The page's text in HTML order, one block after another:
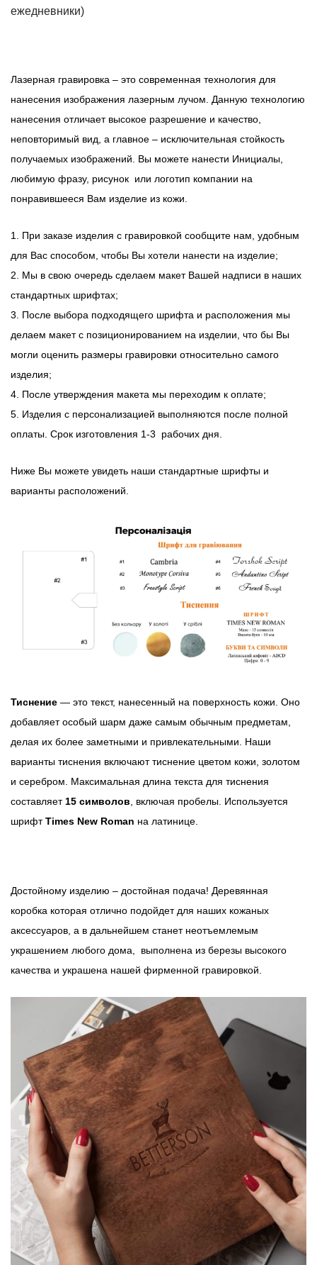
ежедневники)
Лазерная гравировка – это современная технология для
нанесения изображения лазерным лучом. Данную технологию
нанесения отличает высокое разрешение и качество,
неповторимый вид, а главное – исключительная стойкость
получаемых изображений. Вы можете нанести Инициалы,
любимую фразу, рисунок или логотип компании на
понравившееся Вам изделие из кожи.
1. При заказе изделия с гравировкой сообщите нам, удобным
для Вас способом, чтобы Вы хотели нанести на изделие;
2. Мы в свою очередь сделаем макет Вашей надписи в наших
стандартных шрифтах;
3. После выбора подходящего шрифта и расположения мы
делаем макет с позиционированием на изделии, что бы Вы
могли оценить размеры гравировки относительно самого
изделия;
4. После утверждения макета мы переходим к оплате;
5. Изделия с персонализацией выполняются после полной
оплаты. Срок изготовления 1-3 рабочих дня.
Ниже Вы можете увидеть наши стандартные шрифты и
варианты расположений.
Тиснение — это текст, нанесенный на поверхность кожи. Оно
добавляет особый шарм даже самым обычным предметам,
делая их более заметными и привлекательными. Наши
варианты тиснения включают тиснение цветом кожи, золотом
и серебром. Максимальная длина текста для тиснения
составляет 15 символов , включая пробелы. Используется
шрифтTimes New Roman на латинице.
Достойному изделию – достойная подача! Деревянная
коробка которая отлично подойдет для наших кожаных
аксессуаров, а в дальнейшем станет неотъемлемым
украшением любого дома, выполнена из березы высокого
качества и украшена нашей фирменной гравировкой.